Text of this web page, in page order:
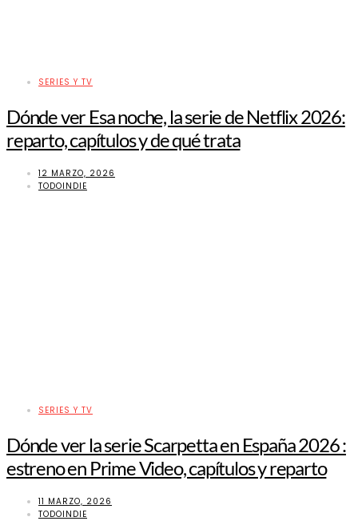
SERIES Y TV
Dónde ver Esa noche, la serie de Netflix 2026:
reparto, capítulos y de qué trata
12 MARZO, 2026
TODOINDIE
SERIES Y TV
Dónde ver la serie Scarpetta en España 2026 :
estreno en Prime Video, capítulos y reparto
11 MARZO, 2026
TODOINDIE